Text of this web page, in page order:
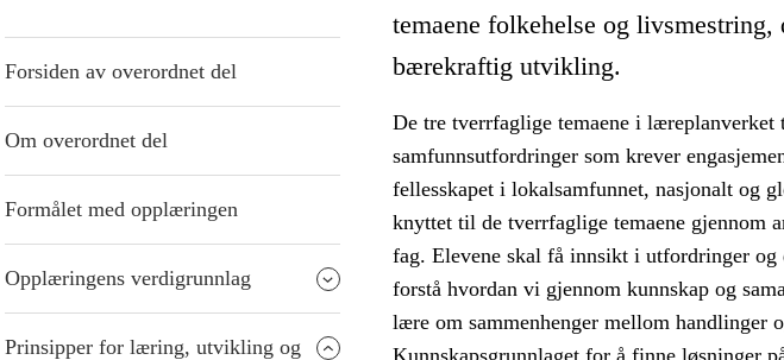
Forsiden av overordnet del
Om overordnet del
Formålet med opplæringen
Opplæringens verdigrunnlag
Prinsipper for læring, utvikling og
temaene folkehelse og
bærekraftig utvikling.
De tre tverrfaglige temaene i læreplanverket
samfunnsutfordringer som krever
fellesskapet i lokalsamfunnet, nasjonalt og
knyttet til de tverrfaglige temaene gjennom
fag. Elevene skal få innsikt i utfordringer og
forstå hvordan vi gjennom kunnskap og
lære om sammenhenger mellom handlinger